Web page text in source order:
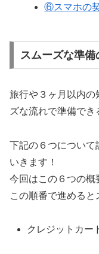
⑥スマホの
スムーズな準備
旅行や３ヶ月以内の
ズな流れで準備でき
下記の６つについて
いきます！
今回はこの６つの概
この順番で進めると
クレジットカー